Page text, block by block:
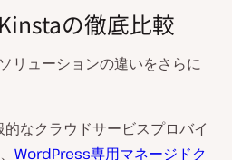
の徹底比較
リューションの違いをさらに
なクラウドサービスプロバイ
WordPress専用マネージドク